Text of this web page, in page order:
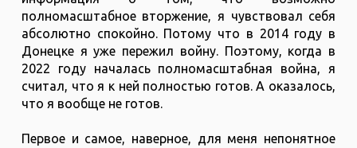
полномасштабное вторжение, я чувствовал себя
абсолютно спокойно. Потому что в 2014 году в
Донецке я уже пережил войну. Поэтому, когда в
2022 году началась полномасштабная война, я
считал, что я к ней полностью готов. А оказалось,
что я вообще не готов.
Первое и самое, наверное, для меня непонятное